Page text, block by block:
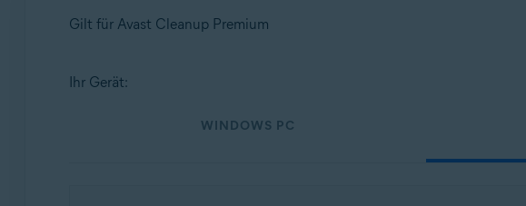
Gilt für Avast Cleanup Premium
Avast Cleanup Premium
Ihr Gerät:
WINDOWS PC